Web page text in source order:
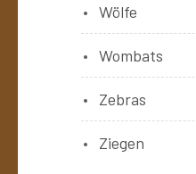
Wölfe
Wombats
Zebras
Ziegen